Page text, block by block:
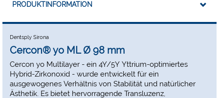
PRODUKTINFORMATION
Dentsply Sirona
Cercon® yo ML Ø 98 mm
Cercon yo Multilayer - ein 4Y/5Y Yttrium-optimiertes
Hybrid-Zirkonoxid - wurde entwickelt für ein
ausgewogenes Verhältnis von Stabilität und natürlicher
Ästhetik. Es bietet hervorragende Transluzenz,